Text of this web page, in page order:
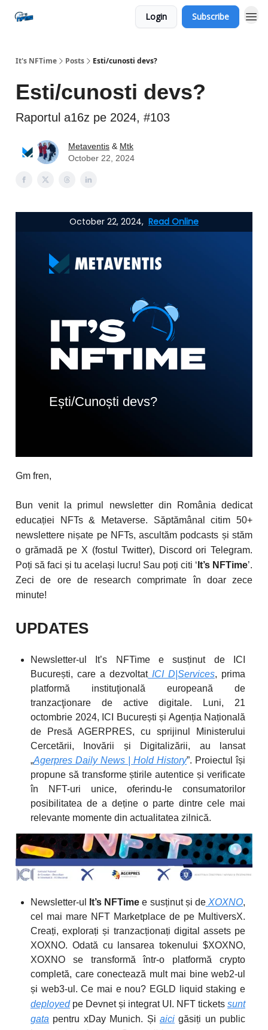
Login Subscribe
It's NFTime Posts Esti/cunosti devs?
Esti/cunosti devs?
Raportul a16z pe 2024, #103
Metaventis & Mtk
October 22, 2024
October 22, 2024, Read Online
Ești/Cunoști devs?
Gm fren,
Bun venit la primul newsletter din România dedicat
educației NFTs & Metaverse. Săptămânal citim 50+
newslettere nișate pe NFTs, ascultăm podcasts și stăm
o grămadă pe X (fostul Twitter), Discord ori Telegram.
Poți să faci și tu același lucru! Sau poți citi ‘ It’s NFTime’.
Zeci de ore de research comprimate în doar zece
minute!
UPDATES
Newsletter-ul It’s NFTime e susținut de ICI
București, care a dezvoltatICI D|Services, prima
platformă instituţională europeană de
tranzacţionare de active digitale. Luni, 21
octombrie 2024, ICI București și Agenția Națională
de Presă AGERPRES, cu sprijinul Ministerului
Cercetării, Inovării și Digitalizării, au lansat
„Agerpres Daily News | Hold History”. Proiectul își
propune să transforme știrile autentice și verificate
în NFT-uri unice, oferindu-le consumatorilor
posibilitatea de a deține o parte dintre cele mai
relevante momente din actualitatea zilnică.
Newsletter-ul It’s NFTime e susținut și de XOXNO,
cel mai mare NFT Marketplace de pe MultiversX.
Creați, explorați și tranzacționați digital assets pe
XOXNO. Odată cu lansarea tokenului $XOXNO,
XOXNO se transformă într-o platformă crypto
completă, care conectează mult mai bine web2-ul
și web3-ul.Ce mai e nou? EGLD liquid staking e
deployedpe Devnet și integrat UI. NFT tickets sunt
gata pentru xDay Munich. Și aicigăsiți un public